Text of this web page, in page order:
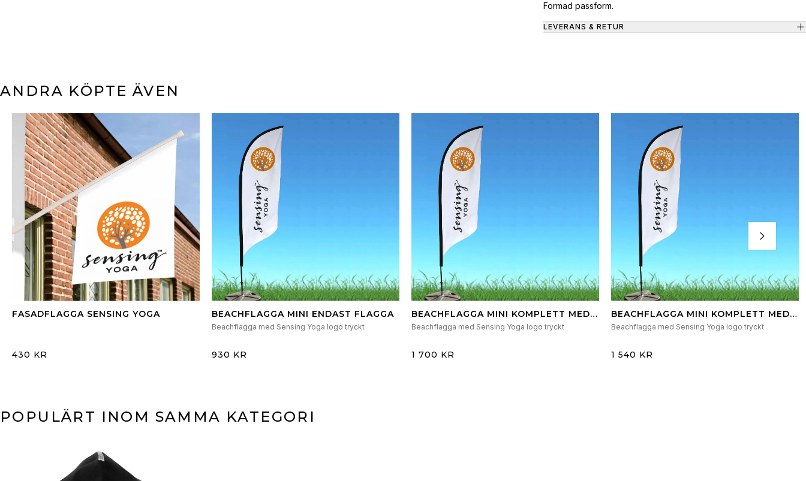
Formad passform.
LEVERANS & RETUR
ANDRA KÖPTE ÄVEN
FASADFLAGGA SENSING YOGA
430 KR
BEACHFLAGGA MINI ENDAST FLAGGA
Beachflagga med Sensing Yoga logo tryckt
930 KR
BEACHFLAGGA MINI KOMPLETT MED
MAST, VÄSKA, VATTENTYNGD &
Beachflagga med Sensing Yoga logo tryckt
1 700 KR
BEACHFLAGGA MINI KOMPLETT MED
MAST, VÄSKA & JORDSKRUV
Beachflagga med Sensing Yoga logo tryckt
1 540 KR
POPULÄRT INOM SAMMA KATEGORI